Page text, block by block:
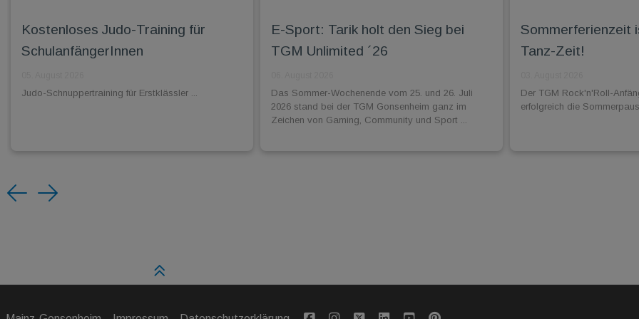
Kostenloses Judo-Training für
SchulanfängerInnen
Judo-Schnuppertraining für Erstklässler ...
E-Sport: Tarik holt den Sieg bei
TGM Unlimited ´26
Das Sommer-Wochenende vom 25. und 26. Juli
2026 stand bei der TGM Gonsenheim ganz im
Zeichen von Gaming, Community und Sport ...
Sommerferienzeit
Tanz-Zeit!
Der TGM Rock'n'Roll-
erfolgreich die
Previous
Next